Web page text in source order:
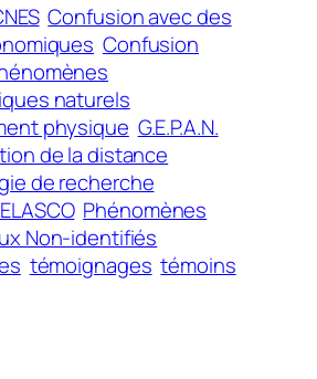
Confusion avec des
Confusion
naturels
physique G.E.P.A.N.
de la distance
de recherche
Phénomènes
Non-identifiés
témoignages témoins